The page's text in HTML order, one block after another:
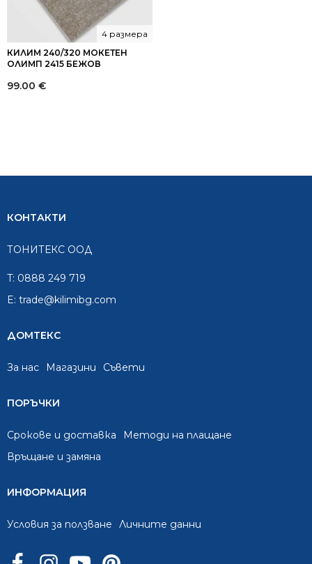
КИЛИМ 240/320 МОКЕТЕН
ОЛИМП 2415 БЕЖОВ
4 размера
99.00 €
КОНТАКТИ
ТОНИТЕКС ООД
T: 0888 249 719
E: trade@kilimibg.com
ДОМТЕКС
За нас Mагазини Съвети
ПОРЪЧКИ
Срокове и доставка
Методи на плащане
Връщане и замяна
ИНФОРМАЦИЯ
Условия за ползване Личните данни